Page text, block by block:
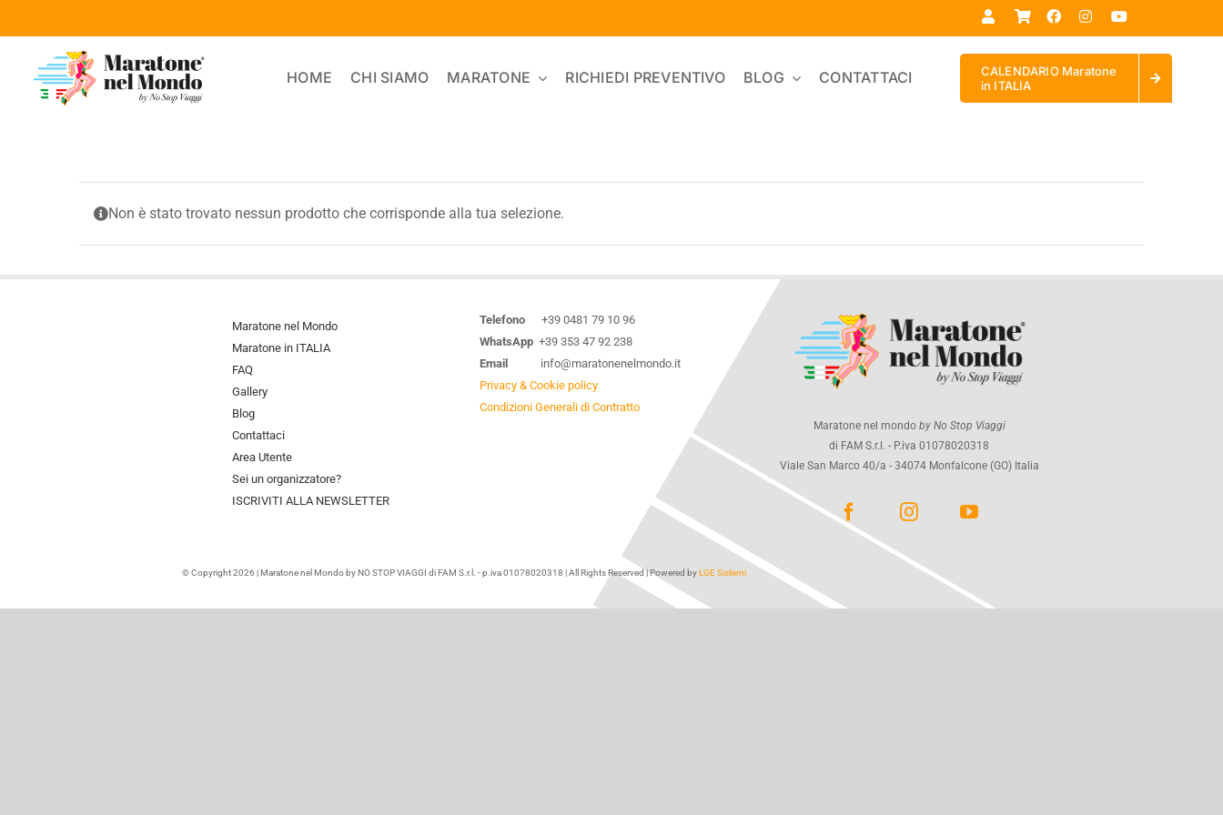
al
contenuto
HOME CHI SIAMO MARATONE RICHIEDI PREVENTIVO BLOG CONTATTACI
CALENDARIO Maratone
in ITALIA
Non è stato trovato nessun prodotto che corrisponde alla tua selezione.
Maratone nel Mondo
Maratone in ITALIA
FAQ
Gallery
Blog
Contattaci
Area Utente
Sei un organizzatore?
ISCRIVITI ALLA NEWSLETTER
Telefono +39 0481 79 10 96
WhatsApp +39 353 47 92 238
Email
info@maratonenelmondo.it
Privacy & Cookie policy
Condizioni Generali di Contratto
Maratone nel mondo by No Stop Viaggi
di FAM S.r.l. - P.iva 01078020318
Viale San Marco 40/a - 34074 Monfalcone (GO) Italia
© Copyright 2026 | Maratone nel Mondo by NO STOP VIAGGI di FAM S.r.l. - p.iva 01078020318 | All Rights Reserved | Powered byLGE Sistemi